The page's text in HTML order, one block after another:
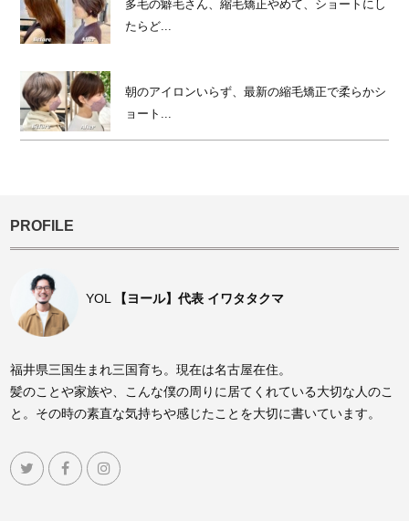
多毛の癖毛さん、縮毛矯正やめて、ショートにし
たらど...
朝のアイロンいらず、最新の縮毛矯正で柔らかシ
ョート...
PROFILE
YOL 【ヨール】代表 イワタタクマ
福井県三国生まれ三国育ち。現在は名古屋在住。
髪のことや家族や、こんな僕の周りに居てくれている大切な人のこ
と。その時の素直な気持ちや感じたことを大切に書いています。